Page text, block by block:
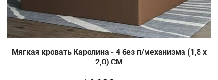
Мягкая кровать Каролина - 4 без п/механизма (1,8 х
2,0) СМ